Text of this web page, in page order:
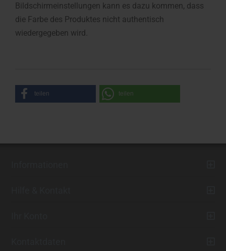
Bildschirmeinstellungen kann es dazu kommen, dass
die Farbe des Produktes nicht authentisch
wiedergegeben wird.
teilen teilen